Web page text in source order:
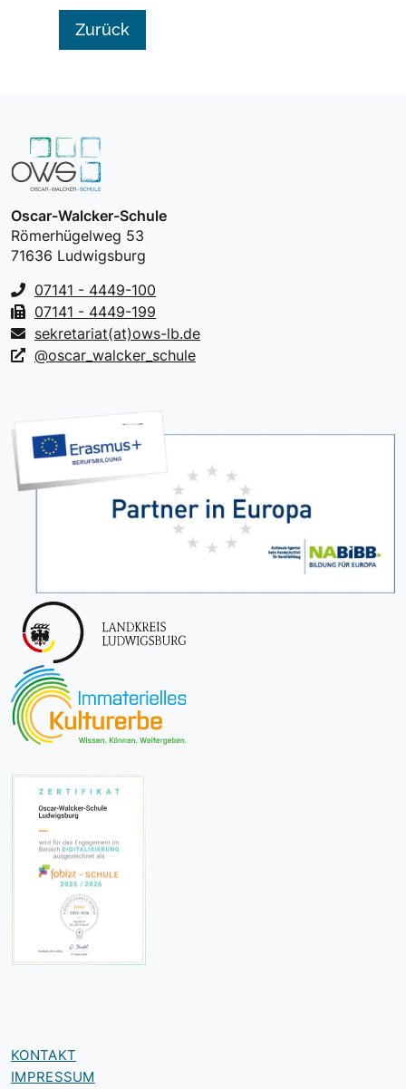
Zurück
Oscar-Walcker-Schule
Römerhügelweg 53
71636 Ludwigsburg
07141 - 4449-100
07141 - 4449-199
sekretariat(at)ows-lb.de
@oscar_walcker_schule
KONTAKT
IMPRESSUM